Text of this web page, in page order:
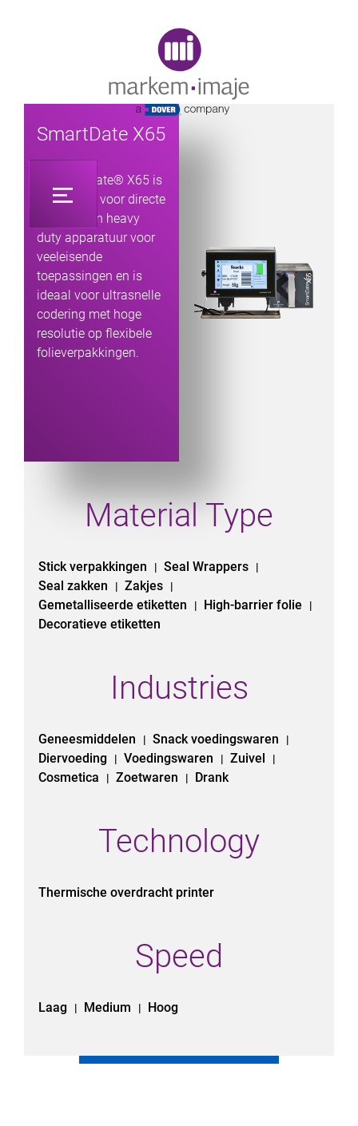
SmartDate X65
De SmartDate® X65 is
ontworpen voor directe
integratie in heavy
duty apparatuur voor
veeleisende
toepassingen en is
ideaal voor ultrasnelle
codering met hoge
resolutie op flexibele
folieverpakkingen.
Material Type
Stick verpakkingen | Seal Wrappers |
Seal zakken | Zakjes |
Gemetalliseerde etiketten | High-barrier folie |
Decoratieve etiketten
Industries
Geneesmiddelen | Snack voedingswaren |
Diervoeding | Voedingswaren | Zuivel |
Cosmetica | Zoetwaren | Drank
Technology
Thermische overdracht printer
Speed
Laag | Medium | Hoog